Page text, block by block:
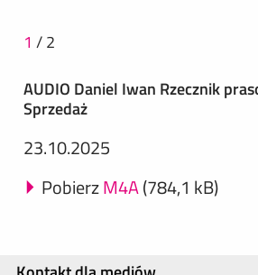
1 /2
AUDIO Daniel Iwan Rzecznik
Sprzedaż
23.10.2025
PobierzM4A(784,1 kB)